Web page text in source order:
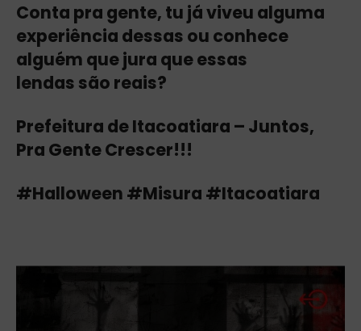
Conta pra gente, tu já viveu alguma
experiência dessas ou conhece
alguém que jura que essas
lendas são reais?
Prefeitura de Itacoatiara – Juntos,
Pra Gente Crescer!!!
#Halloween #Misura #Itacoatiara